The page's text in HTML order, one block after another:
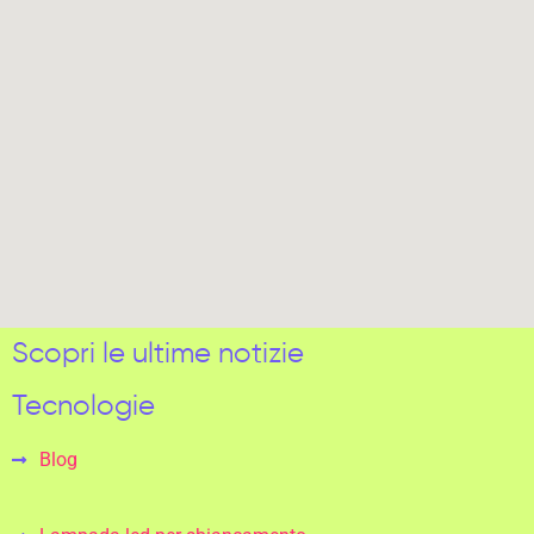
Scopri le ultime notizie
Tecnologie
Blog